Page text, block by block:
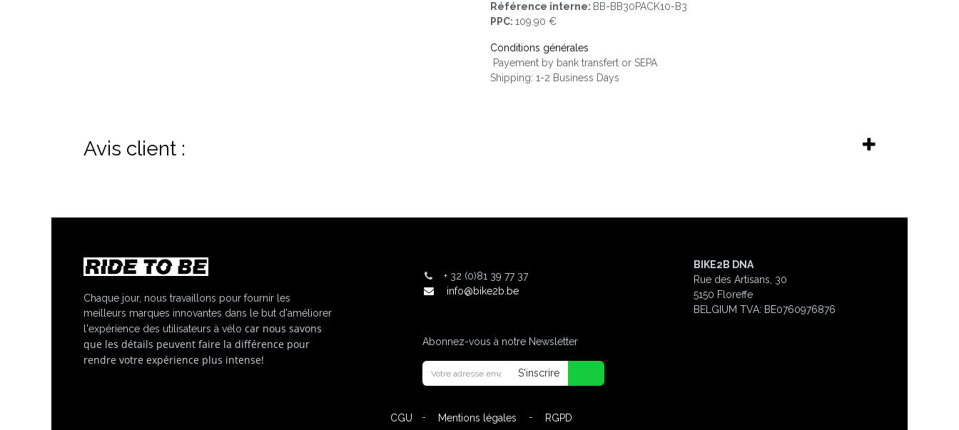
Référence interne: BB-BB30PACK10-B3
PPC: 109.90 €
Conditions générales
Payement by bank transfert or SEPA
Shipping: 1-2 Business Days
Avis client :
Chaque jour, nous travaillons pour fournir les
meilleurs marques innovantes dans le but d'améliorer
l'expérience des utilisateurs à vélo car nous savons
que les détails peuvent faire la différence pour
rendre votre expérience plus intense!
+ 32 (0)81 39 77 37
info@bike2b.be
Abonnez-vous à notre Newsletter
S'inscrire
BIKE2B DNA
Rue des Artisans, 30
5150 Floreffe
BELGIUM TVA: BE0760976876
CGU - Mentions légales - RGPD